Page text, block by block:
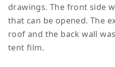
drawings. The front side
that can be opened. The
roof and the back wall
tent film.